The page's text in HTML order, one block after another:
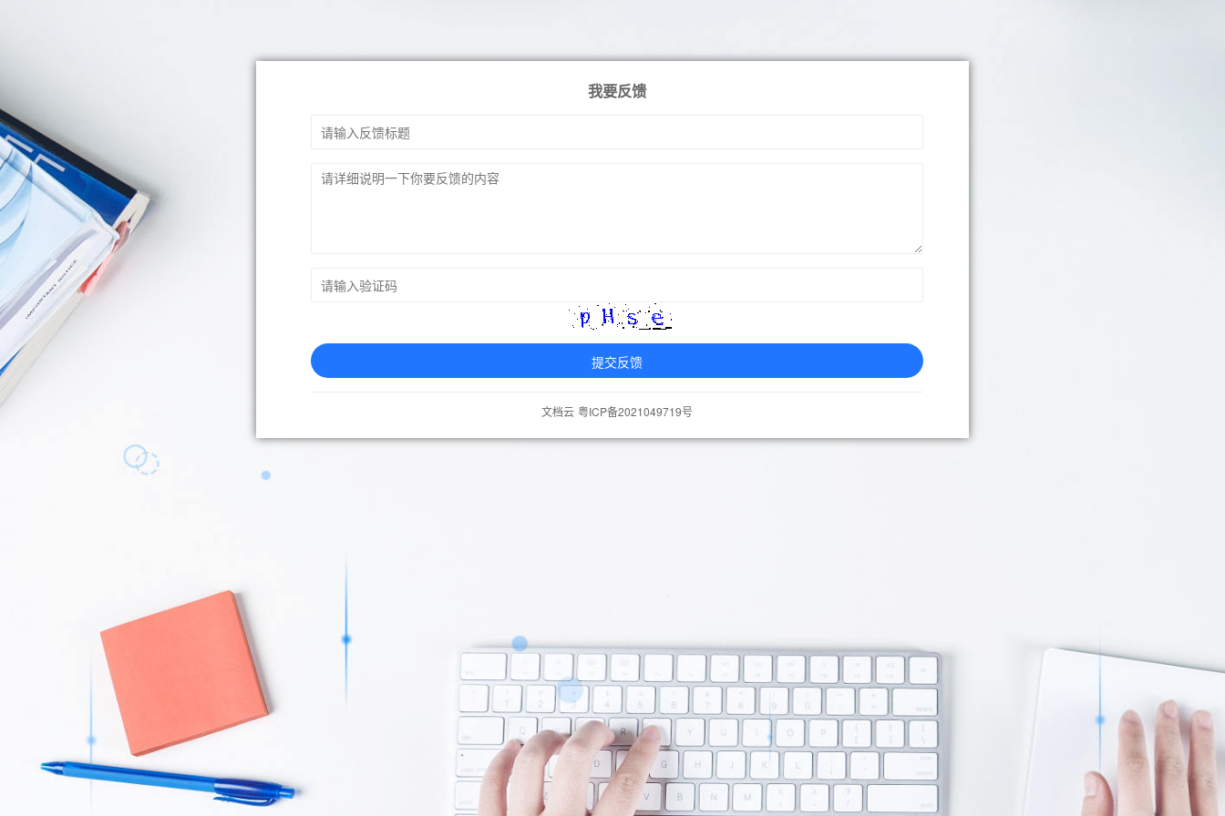
我要反馈
提交反馈
文档云 粤ICP备2021049719号